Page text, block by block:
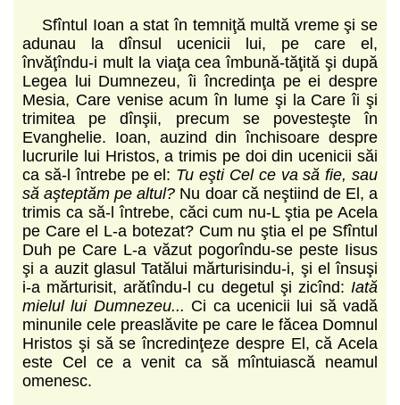
Sfîntul Ioan a stat în temniţă multă vreme şi se
adunau la dînsul ucenicii lui, pe care el,
învăţîndu-i mult la viaţa cea îmbună-tăţită şi după
Legea lui Dumnezeu, îi încredinţa pe ei despre
Mesia, Care venise acum în lume şi la Care îi şi
trimitea pe dînşii, precum se povesteşte în
Evanghelie. Ioan, auzind din închisoare despre
lucrurile lui Hristos, a trimis pe doi din ucenicii săi
ca să-l întrebe pe el: Tu eşti Cel ce va să fie, sau
să aşteptăm pe altul? Nu doar că neştiind de El, a
trimis ca să-l întrebe, căci cum nu-L ştia pe Acela
pe Care el L-a botezat? Cum nu ştia el pe Sfîntul
Duh pe Care L-a văzut pogorîndu-se peste Iisus
şi a auzit glasul Tatălui mărturisindu-i, şi el însuşi
i-a mărturisit, arătîndu-l cu degetul şi zicînd: Iată
mielul lui Dumnezeu... Ci ca ucenicii lui să vadă
minunile cele preaslăvite pe care le făcea Domnul
Hristos şi să se încredinţeze despre El, că Acela
este Cel ce a venit ca să mîntuiască neamul
omenesc.